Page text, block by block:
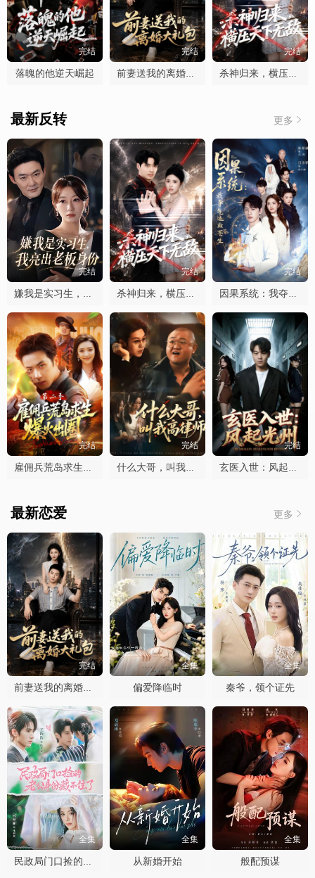
完结
落魄的他逆天崛起
完结
前妻送我的离婚大礼包
完结
杀神归来，横压天下无敌
更多
最新反转
完结
嫌我是实习生，我亮出老板身份
完结
杀神归来，横压天下无敌
完结
因果系统：我夺气运救苍生
完结
雇佣兵荒岛求生爆火出圈第二季
完结
什么大哥，叫我高律师
完结
玄医入世：风起光州
更多
最新恋爱
完结
前妻送我的离婚大礼包
全集
偏爱降临时
全集
秦爷，领个证先
全集
民政局门口捡的老公身份藏不住了
全集
从新婚开始
全集
般配预谋